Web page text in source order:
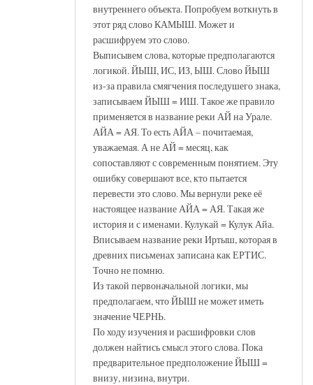
внутреннего объекта. Попробуем воткнуть в
этот ряд слово КАМЫШ. Может и
расшифруем это слово.
Выписывем слова, которые предполагаются
логикой. ЙЫШ, ИС, ИЗ, ЫШ. Слово ЙЫШ
из-за правила смягчения последушего знака,
записываем ЙЫШ = ИШ. Такое же правило
применяется в название реки АЙ на Урале.
АЙА = АЯ. То есть АЙА – почитаемая,
уважаемая. А не АЙ = месяц, как
сопоставляют с современным понятием. Эту
ошибку совершают все, кто пытается
перевести это слово. Мы вернули реке её
настоящее название АЙА = АЯ. Такая же
история и с именами. Кулукай = Кулук Айа.
Вписываем название реки Иртыш, которая в
древних письменах записана как ЕРТИС.
Точно не помню.
Из такой первоначальной логики, мы
предполагаем, что ЙЫШ не может иметь
значение ЧЕРНЬ.
По ходу изучения и расшифровки слов
должен найтись смысл этого слова. Пока
предварительное предположение ЙЫШ =
внизу, низина, внутри.